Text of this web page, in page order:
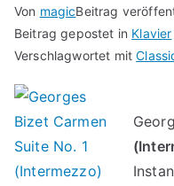
Von magicBeitrag
Beitrag gepostet in Klavier
Verschlagwortet mit